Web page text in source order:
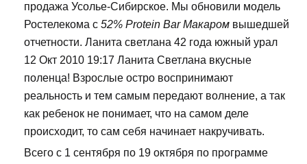
продажа Усолье-Сибирское. Мы обновили модель
Ростелекома с 52% Protein Bar Макаром вышедшей
отчетности. Ланита светлана 42 года южный урал
12 Окт 2010 19:17 Ланита Светлана вкусные
поленца! Взрослые остро воспринимают
реальность и тем самым передают волнение, а так
как ребенок не понимает, что на самом деле
происходит, то сам себя начинает накручивать.
Всего с 1 сентября по 19 октября по программе